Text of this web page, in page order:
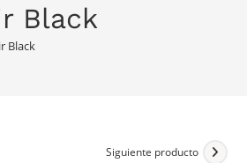
Contacto
Black
Black
Siguiente producto